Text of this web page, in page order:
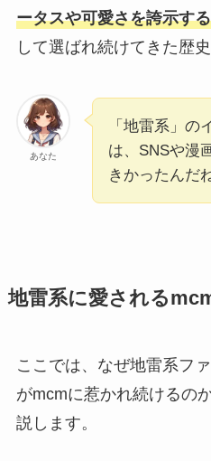
ータスや可愛さを誇示す
して選ばれ続けてきた歴
あなた
「地雷系」の
は、SNSや漫
きかったんだ
地雷系に愛される
ここでは、なぜ地雷系フ
がmcmに惹かれ続けるの
説します。